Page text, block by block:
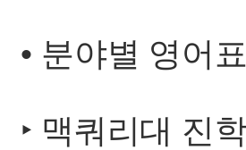
• 분야별 영어
‣ 맥쿼리대 진